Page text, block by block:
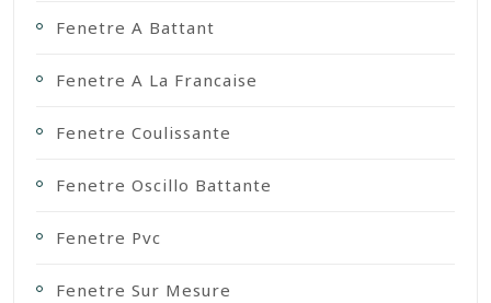
Fenetre A Battant
Fenetre A La Francaise
Fenetre Coulissante
Fenetre Oscillo Battante
Fenetre Pvc
Fenetre Sur Mesure